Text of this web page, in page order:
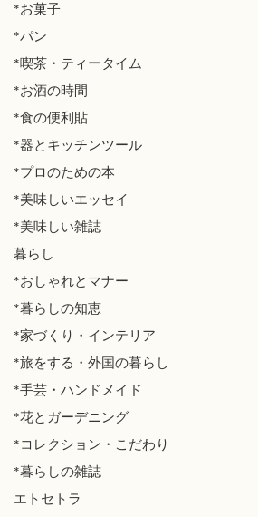
*お菓子
*パン
*喫茶・ティータイム
*お酒の時間
*食の便利貼
*器とキッチンツール
*プロのための本
*美味しいエッセイ
*美味しい雑誌
暮らし
*おしゃれとマナー
*暮らしの知恵
*家づくり・インテリア
*旅をする・外国の暮らし
*手芸・ハンドメイド
*花とガーデニング
*コレクション・こだわり
*暮らしの雑誌
エトセトラ